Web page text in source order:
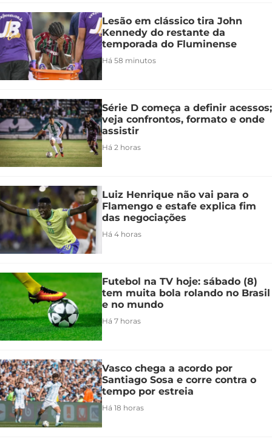
Lesão em clássico tira John
Kennedy do restante da
temporada do Fluminense
Há 58 minutos
Série D começa a definir acessos;
veja confrontos, formato e onde
assistir
Há 2 horas
Luiz Henrique não vai para o
Flamengo e estafe explica fim
das negociações
Há 4 horas
Futebol na TV hoje: sábado (8)
tem muita bola rolando no Brasil
e no mundo
Há 7 horas
Vasco chega a acordo por
Santiago Sosa e corre contra o
tempo por estreia
Há 18 horas